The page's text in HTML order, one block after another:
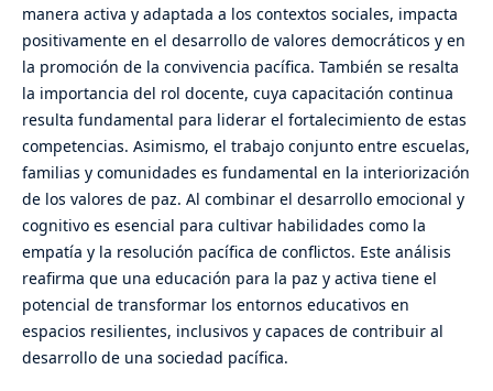
manera activa y adaptada a los contextos sociales, impacta
positivamente en el desarrollo de valores democráticos y en
la promoción de la convivencia pacífica. También se resalta
la importancia del rol docente, cuya capacitación continua
resulta fundamental para liderar el fortalecimiento de estas
competencias. Asimismo, el trabajo conjunto entre escuelas,
familias y comunidades es fundamental en la interiorización
de los valores de paz. Al combinar el desarrollo emocional y
cognitivo es esencial para cultivar habilidades como la
empatía y la resolución pacífica de conflictos. Este análisis
reafirma que una educación para la paz y activa tiene el
potencial de transformar los entornos educativos en
espacios resilientes, inclusivos y capaces de contribuir al
desarrollo de una sociedad pacífica.